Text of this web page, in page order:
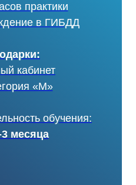
практики
в ГИБДД
кабинет
«М»
обучения:
3 месяца